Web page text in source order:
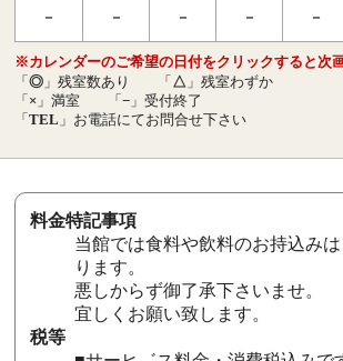
- - - - -
※カレンダーのご希望の日付をクリックすると次
「◎ 」残室数あり 「 △ 」残室わずか
「 × 」満室 「− 」受付終了
「TEL 」お電話にてお問合せ下さい
料金特記事項
当館では食料や飲料のお持込み
ります。
悪しからず御了承下さいませ。
宜しくお願い致します。
税等